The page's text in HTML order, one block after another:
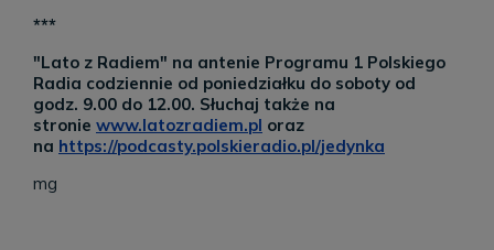
***
"Lato z Radiem" na antenie Programu 1 Polskiego
Radia codziennie od poniedziałku do soboty od
godz. 9.00 do 12.00. Słuchaj także na
stronie www.latozradiem.pl oraz
na https://podcasty.polskieradio.pl/jedynka
mg